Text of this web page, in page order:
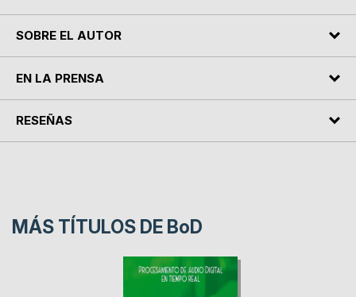
SOBRE EL AUTOR
EN LA PRENSA
RESEÑAS
MÁS TÍTULOS DE BoD